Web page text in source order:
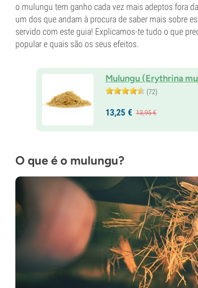
o mulungu tem ganho cada vez mais adeptos fora
um dos que andam à procura de saber mais sobre
servido com este guia! Explicamos-te tudo o que
popular e quais são os seus efeitos.
Mulungu (Erythrina
(72)
13,25 € 13,95€
O que é o mulungu?